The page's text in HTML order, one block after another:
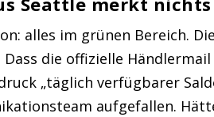
alles im grünen Bereich.
die offizielle
„täglich verfügbarer
aufgefallen.